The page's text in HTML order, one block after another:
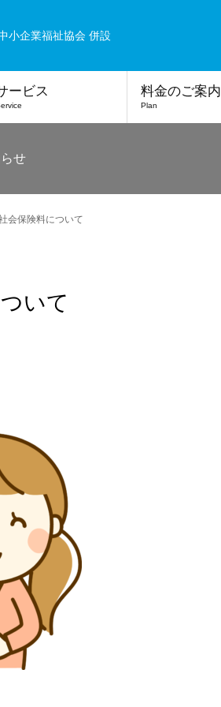
小企業福祉協会 併設
ービス 料金のご案内
Plan
せ
会保険料について
いて